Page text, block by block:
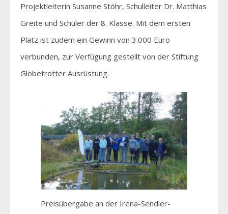
Projektleiterin Susanne Stöhr, Schulleiter Dr. Matthias
Greite und Schüler der 8. Klasse. Mit dem ersten
Platz ist zudem ein Gewinn von 3.000 Euro
verbunden, zur Verfügung gestellt von der Stiftung
Globetrotter Ausrüstung.
Preisübergabe an der Irena-Sendler-